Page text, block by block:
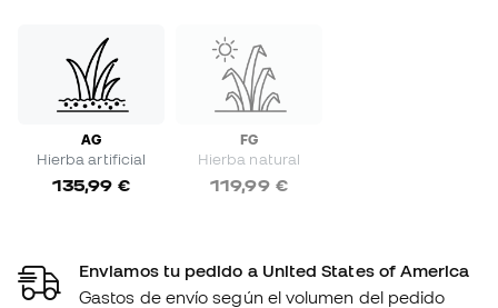
AG
Hierba artificial
135,99 €
FG
Hierba natural
119,99 €
Enviamos tu pedido a United States of America
Gastos de envío según el volumen del pedido